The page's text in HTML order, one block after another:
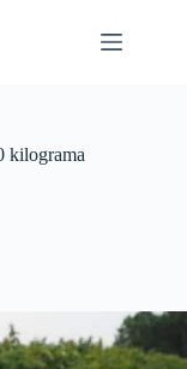
kilograma